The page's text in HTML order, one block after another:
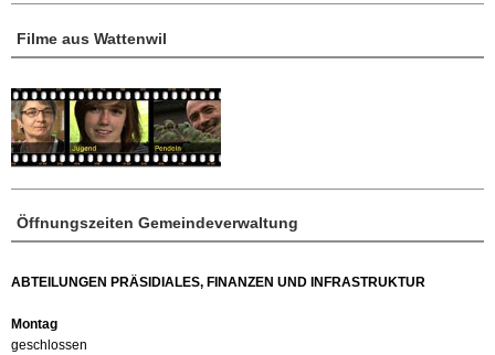
Öffnungszeiten Gemeindeverwaltung
ABTEILUNGEN PRÄSIDIALES, FINANZEN UND INFRASTRUKTUR
Montag
geschlossen
Filme aus Wattenwil